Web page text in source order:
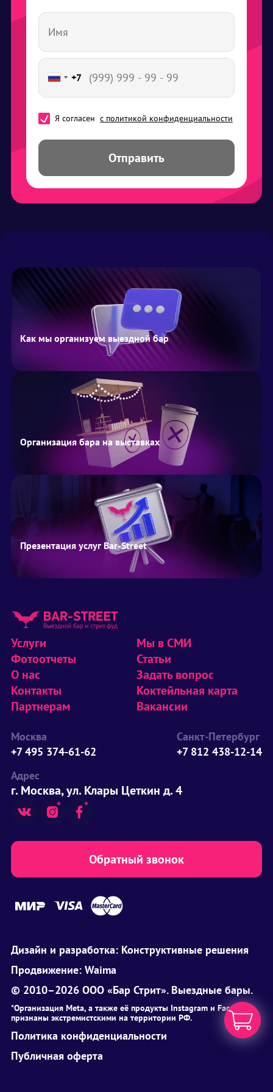
+7
Я согласен с политикой конфиденциальности
Отправить
Как мы организуем выездной бар
Организация бара на выставках
Презентация услуг Bar-Street
Услуги
Фотоотчеты
О нас
Контакты
Партнерам
Мы в СМИ
Статьи
Задать вопрос
Коктейльная карта
Вакансии
Москва
+7 495 374-61-62
Санкт-Петербург
+7 812 438-12-14
Адрес
г. Москва, ул. Клары Цеткин д. 4
Обратный звонок
Дизайн и разработка: Конструктивные решения
Продвижение: Waima
© 2010–2026 ООО «Бар Стрит». Выездные бары.
*Организация Meta, а также её продукты Instagram и Facebook
признаны экстремистскими на территории РФ.
Политика конфиденциальности
Публичная оферта